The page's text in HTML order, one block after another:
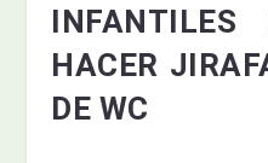
HACER
DE WC